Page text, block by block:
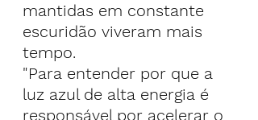
mantidas em constante
escuridão viveram mais
tempo.
"Para entender por que a
luz azul de alta energia é
responsável por acelerar o